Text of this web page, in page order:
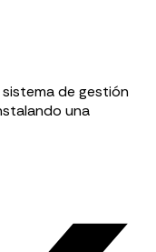
de gestión
una